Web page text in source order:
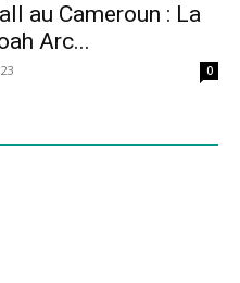
au Cameroun : La
Arc...
0